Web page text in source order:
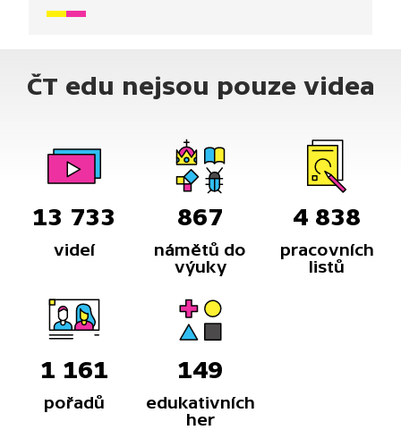
v nápěvech známých písniček.
ČT edu nejsou pouze videa
13 733
videí
867
námětů do
výuky
4 838
pracovních
listů
1 161
pořadů
149
edukativních
her